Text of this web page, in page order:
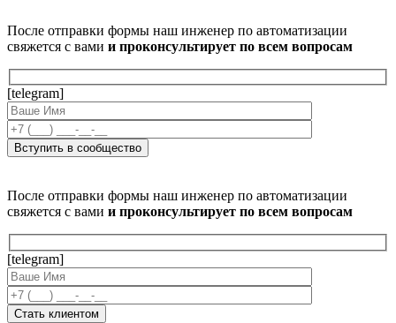
После отправки формы наш инженер по автоматизации
свяжется с вами и проконсультирует по всем вопросам
[telegram]
После отправки формы наш инженер по автоматизации
свяжется с вами и проконсультирует по всем вопросам
[telegram]